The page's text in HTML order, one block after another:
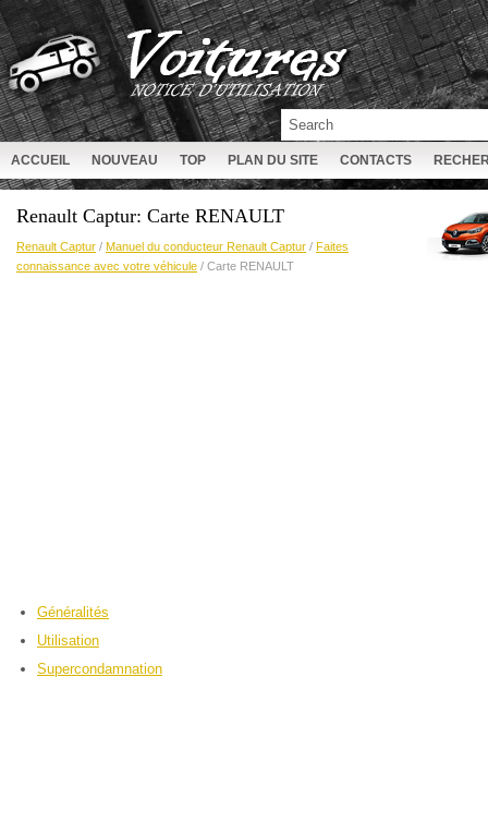
ACCUEIL NOUVEAU TOP PLAN DU SITE CONTACTS
Renault Captur: Carte RENAULT
Renault Captur / Manuel du conducteur Renault Captur / Faites
connaissance avec votre véhicule / Carte RENAULT
Généralités
Utilisation
Supercondamnation